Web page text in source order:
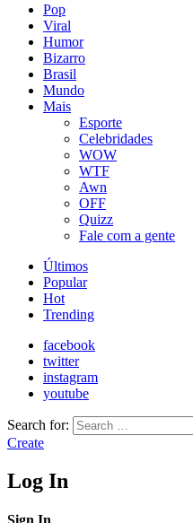
Pop
Viral
Humor
Bizarro
Brasil
Mundo
Mais
Esporte
Celebridades
WOW
WTF
Awn
OFF
Quizz
Fale com a gente
Últimos
Popular
Hot
Trending
facebook
twitter
instagram
youtube
Search for:
Create
Log In
Sign In